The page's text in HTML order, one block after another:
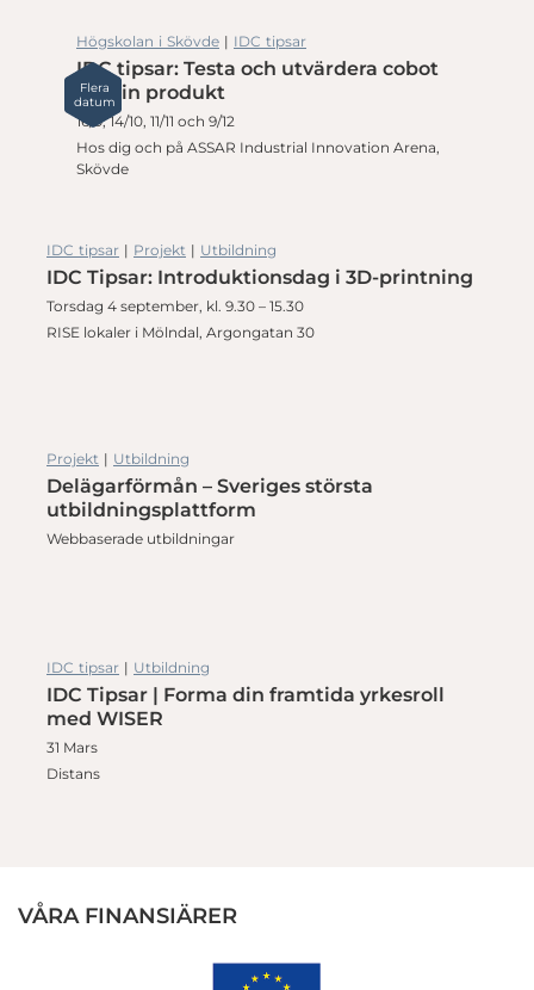
Flera
datum
Högskolan i Skövde | IDC tipsar
IDC tipsar: Testa och utvärdera cobot
för din produkt
16/9, 14/10, 11/11 och 9/12
Hos dig och på ASSAR Industrial Innovation Arena,
Skövde
IDC tipsar | Projekt | Utbildning
IDC Tipsar: Introduktionsdag i 3D-printning
Torsdag 4 september, kl. 9.30 – 15.30
RISE lokaler i Mölndal, Argongatan 30
Projekt | Utbildning
Delägarförmån – Sveriges största
utbildningsplattform
Webbaserade utbildningar
IDC tipsar | Utbildning
IDC Tipsar | Forma din framtida yrkesroll
med WISER
31 Mars
Distans
VÅRA FINANSIÄRER